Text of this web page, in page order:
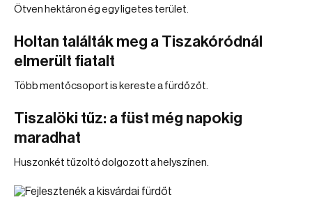
Ötven hektáron ég egy ligetes terület.
Holtan találták meg a Tiszakóródnál
elmerült fiatalt
Több mentőcsoport is kereste a fürdőzőt.
Tiszalöki tűz: a füst még napokig
maradhat
Huszonkét tűzoltó dolgozott a helyszínen.